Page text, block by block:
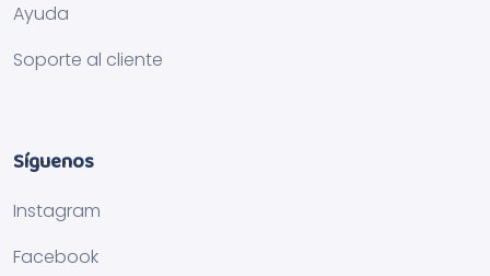
Ayuda
Soporte al cliente
Síguenos
Instagram
Facebook